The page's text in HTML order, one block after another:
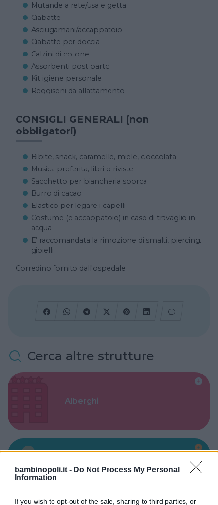
bambinopoli.it - Do Not Process My Personal
Information
If you wish to opt-out of the sale, sharing to third parties, or
Mutande a rete/usa e getta
Ciabatte
Asciugamani/accappatoio
Ciabatte per doccia
Calzini di cotone
Assorbenti post parto
Kit igiene personale
Reggiseni da allattamento
CONSIGLI GENERALI (non
obbligatori)
Bibite, snack, caramelle, miele, cioccolata
Musica preferita, libri o riviste
Sacchetto per biancheria sporca
Burro di cacao
Elastico per legare i capelli
Costume (e accappatoio) in caso di travaglio in
acqua
E’ raccomandata la rimozione di smalti, piercing,
gioielli
Corredino fornito dall'ospedale
Cerca altre strutture
Alberghi
Valigie per il Parto